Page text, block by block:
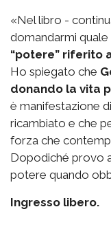
«Nel libro -
domandarmi
“potere” riferito
Ho spiegato che
donando la vita
è manifestazione
ricambiato e che
forza che
Dopodiché provo
potere quando
Ingresso libero.